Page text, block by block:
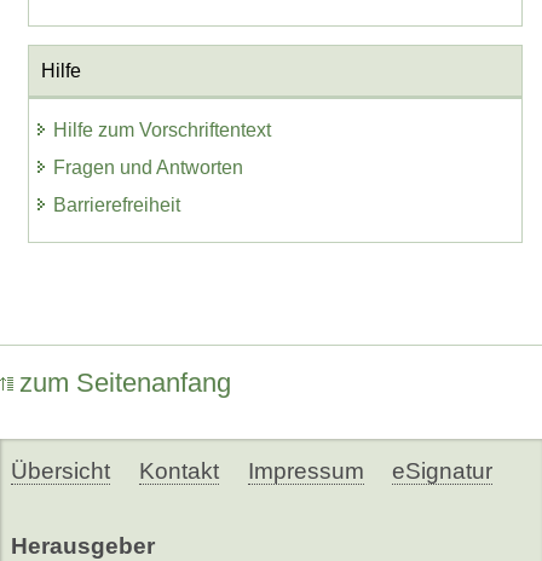
Hilfe
Hilfe zum Vorschriftentext
Fragen und Antworten
Barrierefreiheit
zum Seitenanfang
Übersicht Kontakt Impressum eSignatur
Herausgeber